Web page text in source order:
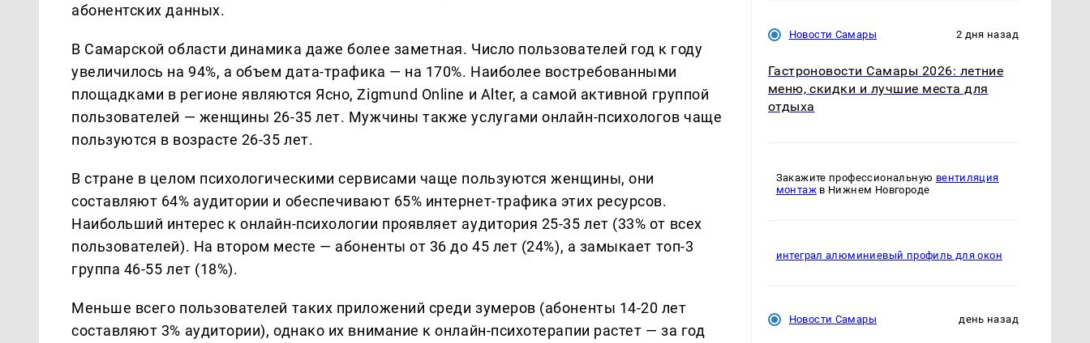
абонентских данных.
В Самарской области динамика даже более заметная. Число пользователей год к году
увеличилось на 94%, а объем дата-трафика — на 170%. Наиболее востребованными
площадками в регионе являются Ясно, Zigmund Online и Alter, а самой активной группой
пользователей — женщины 26-35 лет. Мужчины также услугами онлайн-психологов чаще
пользуются в возрасте 26-35 лет.
В стране в целом психологическими сервисами чаще пользуются женщины, они
составляют 64% аудитории и обеспечивают 65% интернет-трафика этих ресурсов.
Наибольший интерес к онлайн-психологии проявляет аудитория 25-35 лет (33% от всех
пользователей). На втором месте — абоненты от 36 до 45 лет (24%), а замыкает топ-3
группа 46-55 лет (18%).
Меньше всего пользователей таких приложений среди зумеров (абоненты 14-20 лет
составляют 3% аудитории), однако их внимание к онлайн-психотерапии растет — за год
Новости Самары 2 дня назад
Гастроновости Самары 2026: летние
меню, скидки и лучшие места для
отдыха
Закажите профессиональную вентиляция
монтажв Нижнем Новгороде
интеграл алюминиевый профиль для окон
Новости Самары день назад